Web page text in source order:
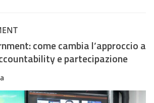
come cambia l’approccio a
e partecipazione